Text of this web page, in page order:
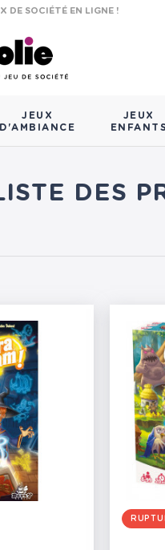
DE SOCIÉTÉ EN LIGNE !
JEUX
D'AMBIANCE
JEUX
ENFANTS
DES